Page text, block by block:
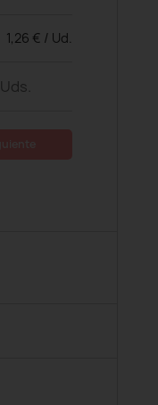
1,26 € / Ud.
Uds.